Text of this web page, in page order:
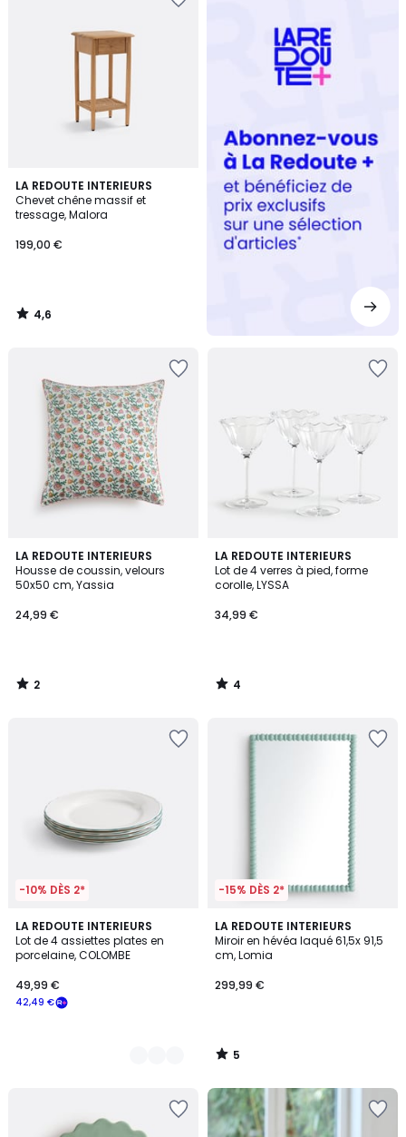
LA REDOUTE INTERIEURS
Chevet chêne massif et
tressage, Malora
199,00 €
4,6
/ 5
4,6
/
LA REDOUTE INTERIEURS
Housse de coussin, velours
50x50 cm, Yassia
24,99 €
2
/
5
2
/
LA REDOUTE INTERIEURS
Lot de 4 verres à pied, forme
corolle, LYSSA
34,99 €
4
/
5
4
/
-10% DÈS 2*
LA REDOUTE INTERIEURS
Lot de 4 assiettes plates en
porcelaine, COLOMBE
42,49 €
49,99 €
2
Couleurs
-15% DÈS 2*
LA REDOUTE INTERIEURS
Miroir en hévéa laqué 61,5x 91,5
cm, Lomia
299,99 €
5
/
5
5
/